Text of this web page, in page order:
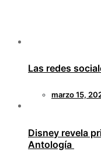
Las redes
marzo 15,
Disney revela
Antología